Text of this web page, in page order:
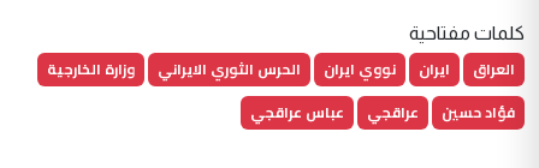
كلمات مفتاحية
العراق ايران نووي ايران الحرس الثوري الايراني
وزارة الخارجية
فؤاد حسين
عراقجي عباس عراقجي